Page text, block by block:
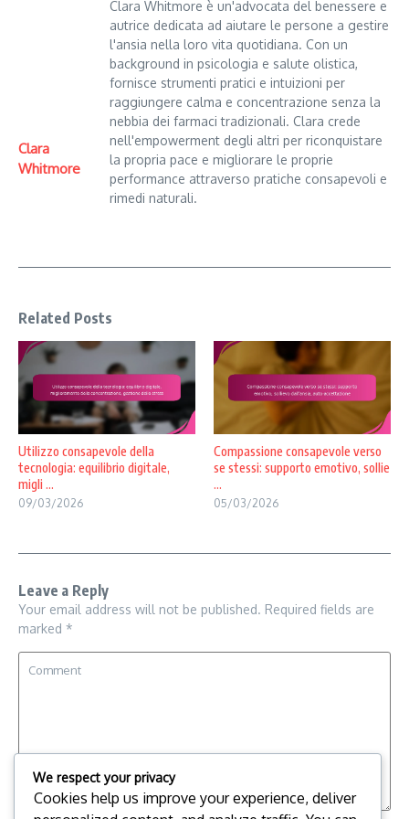
Clara
Whitmore
Clara Whitmore è un'advocata del benessere e
autrice dedicata ad aiutare le persone a gestire
l'ansia nella loro vita quotidiana. Con un
background in psicologia e salute olistica,
fornisce strumenti pratici e intuizioni per
raggiungere calma e concentrazione senza la
nebbia dei farmaci tradizionali. Clara crede
nell'empowerment degli altri per riconquistare
la propria pace e migliorare le proprie
performance attraverso pratiche consapevoli e
rimedi naturali.
Related Posts
Utilizzo consapevole della
tecnologia: equilibrio digitale,
migli ...
09/03/2026
Compassione consapevole verso
se stessi: supporto emotivo, sollie
...
05/03/2026
Leave a Reply
Your email address will not be published. Required fields are
marked *
We respect your privacy
Cookies help us improve your experience, deliver